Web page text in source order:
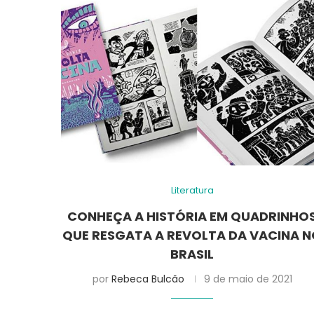
Literatura
CONHEÇA A HISTÓRIA EM
QUE RESGATA A REVOLTA DA VACINA
BRASIL
por Rebeca Bulcão 9 de maio de 2021